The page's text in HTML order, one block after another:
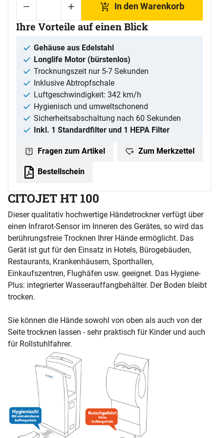
In den Warenkorb
Ihre Vorteile auf einen Blick
Gehäuse aus Edelstahl
Longlife Motor (bürstenlos)
Trocknungszeit nur 5-7 Sekunden
Inklusive Abtropfschale
Luftgeschwindigkeit: 342 km/h
Hygienisch und umweltschonend
Sicherheitsabschaltung nach 60 Sekunden
Inkl. 1 Standardfilter und 1 HEPA Filter
Fragen zum Artikel Zum Merkzettel
Bestellschein
CITOJET HT 100
Dieser qualitativ hochwertige Händetrockner verfügt über
einen Infrarot-Sensor im Inneren des Gerätes, so wird das
berührungsfreie Trocknen Ihrer Hände ermöglicht. Das
Gerät ist gut für den Einsatz in Hotels, Bürogebäuden,
Restaurants, Krankenhäusern, Sporthallen,
Einkaufszentren, Flughäfen usw. geeignet. Das Hygiene-
Plus: integrierter Wasserauffangbehälter. Der Boden bleibt
trocken.
Sie können die Hände sowohl von oben als auch von der
Seite trocknen lassen - sehr praktisch für Kinder und auch
für Rollstuhlfahrer.